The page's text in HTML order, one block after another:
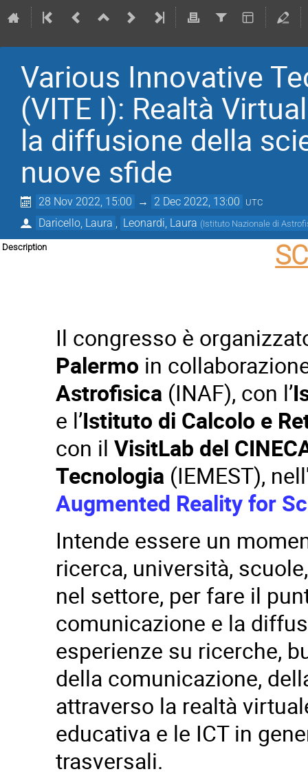
Various Innovative
(VITE I): Realtà
la diffusione della
nuove sfide
28 Nov 2022, 15:00 → 2 Dec 2022, 13:00 UTC
Daricello, Laura Leonardi, Laura (Istituto Nazionale di
Description
Il congresso è
Palermo in
Astrofisica (INAF), con l’
e l’Istituto di Calcolo e
con ilVisitLab del
Tecnologia (IEMEST),
Augmented Reality for
Intende essere un
ricerca, università,
nel settore, per fare il
comunicazione e la
esperienze su ricerche,
della comunicazione,
attraverso la realtà
educativa e le ICT in
trasversali.